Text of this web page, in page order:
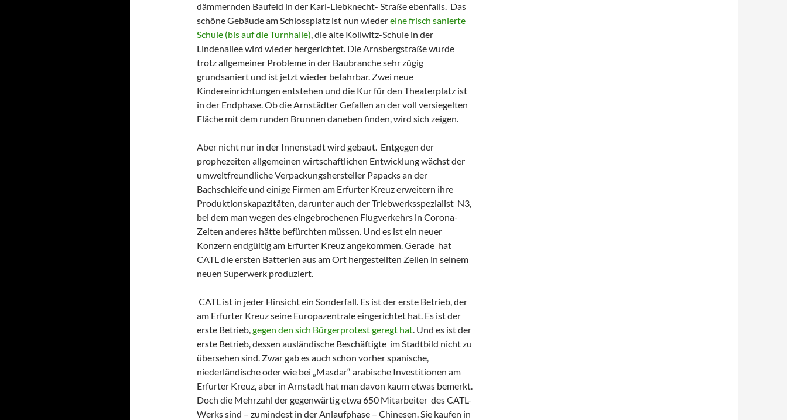
dämmernden Baufeld in der Karl-Liebknecht- Straße ebenfalls. Das
schöne Gebäude am Schlossplatz ist nun wiedereine frisch sanierte
Schule (bis auf die Turnhalle), die alte Kollwitz-Schule in der
Lindenallee wird wieder hergerichtet. Die Arnsbergstraße wurde
trotz allgemeiner Probleme in der Baubranche sehr zügig
grundsaniert und ist jetzt wieder befahrbar. Zwei neue
Kindereinrichtungen entstehen und die Kur für den Theaterplatz ist
in der Endphase. Ob die Arnstädter Gefallen an der voll versiegelten
Fläche mit dem runden Brunnen daneben finden, wird sich zeigen.
Aber nicht nur in der Innenstadt wird gebaut. Entgegen der
prophezeiten allgemeinen wirtschaftlichen Entwicklung wächst der
umweltfreundliche Verpackungshersteller Papacks an der
Bachschleife und einige Firmen am Erfurter Kreuz erweitern ihre
Produktionskapazitäten, darunter auch der Triebwerksspezialist N3,
bei dem man wegen des eingebrochenen Flugverkehrs in Corona-
Zeiten anderes hätte befürchten müssen. Und es ist ein neuer
Konzern endgültig am Erfurter Kreuz angekommen. Gerade hat
CATL die ersten Batterien aus am Ort hergestellten Zellen in seinem
neuen Superwerk produziert.
CATL ist in jeder Hinsicht ein Sonderfall. Es ist der erste Betrieb, der
am Erfurter Kreuz seine Europazentrale eingerichtet hat. Es ist der
erste Betrieb,gegen den sich Bürgerprotest geregt hat. Und es ist der
erste Betrieb, dessen ausländische Beschäftigte im Stadtbild nicht zu
übersehen sind. Zwar gab es auch schon vorher spanische,
niederländische oder wie bei „Masdar“ arabische Investitionen am
Erfurter Kreuz, aber in Arnstadt hat man davon kaum etwas bemerkt.
Doch die Mehrzahl der gegenwärtig etwa 650 Mitarbeiter des CATL-
Werks sind – zumindest in der Anlaufphase – Chinesen. Sie kaufen in